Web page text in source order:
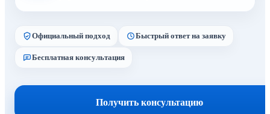
Официальный подход Быстрый ответ на заявку
Бесплатная консультация
Получить консультацию